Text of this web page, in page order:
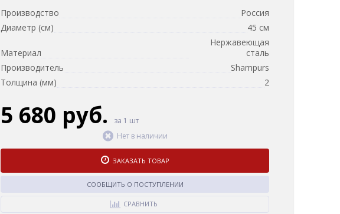
Производство
Россия
Диаметр (см)
45 см
Материал
Нержавеющая
сталь
Производитель
Shampurs
Толщина (мм)
2
5 680 руб.
за 1 шт
Нет в наличии
ЗАКАЗАТЬ ТОВАР
СООБЩИТЬ О ПОСТУПЛЕНИИ
СРАВНИТЬ